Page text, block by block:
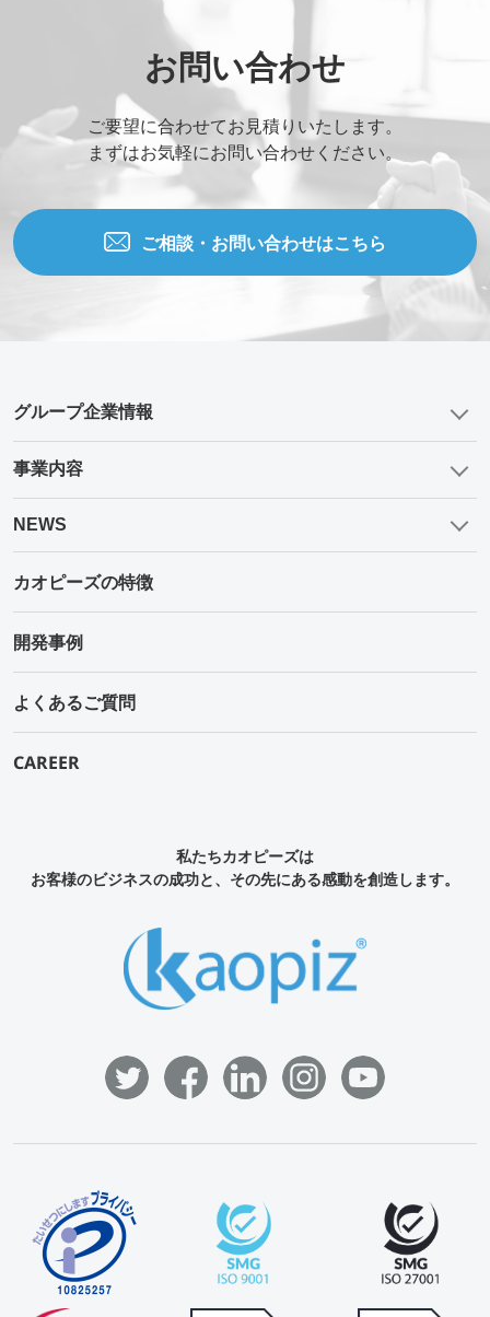
お問い合わせ
ご要望に合わせてお見積りいたします。
まずはお気軽にお問い合わせください。
ご相談・お問い合わせはこちら
グループ企業情報
事業内容
NEWS
カオピーズの特徴
開発事例
よくあるご質問
CAREER
私たちカオピーズは
お客様のビジネスの成功と、その先にある感動を創造します。